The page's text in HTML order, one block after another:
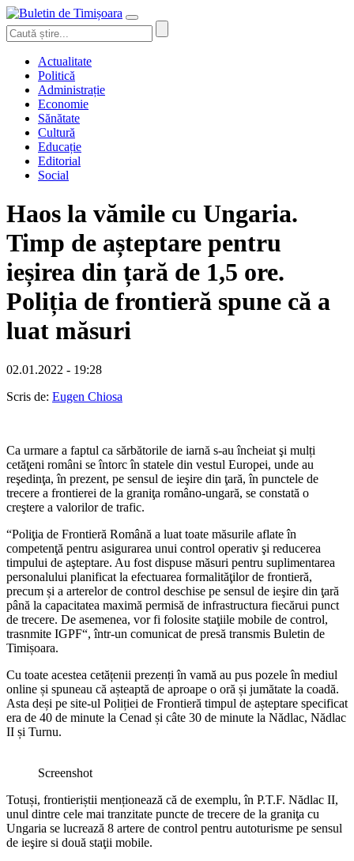
Actualitate
Politică
Administrație
Economie
Sănătate
Cultură
Educație
Editorial
Social
Haos la vămile cu Ungaria.
Timp de așteptare pentru
ieșirea din țară de 1,5 ore.
Poliția de frontieră spune că a
luat măsuri
02.01.2022 - 19:28
Scris de: Eugen Chiosa
Ca urmare a faptul ca sărbătorile de iarnă s-au încheiat şi mulți
cetăţeni români se întorc în statele din vestul Europei, unde au
reşedinţa, în prezent, pe sensul de ieşire din ţară, în punctele de
trecere a frontierei de la graniţa româno-ungară, se constată o
creştere a valorilor de trafic.
“Poliţia de Frontieră Română a luat toate măsurile aflate în
competenţă pentru asigurarea unui control operativ şi reducerea
timpului de aşteptare. Au fost dispuse măsuri pentru suplimentarea
personalului planificat la efectuarea formalităţilor de frontieră,
precum și a arterelor de control deschise pe sensul de ieşire din ţară
până la capacitatea maximă permisă de infrastructura fiecărui punct
de trecere. De asemenea, vor fi folosite staţiile mobile de control,
trasnmite IGPF“, într-un comunicat de presă transmis Buletin de
Timișoara.
Cu toate acestea cetățenii prezenți în vamă au pus pozele în mediul
online și spuneau că așteaptă de aproape o oră și jumătate la coadă.
Asta deși pe site-ul Poliției de Frontieră timpul de așteptare specificat
era de 40 de minute la Cenad și câte 30 de minute la Nădlac, Nădlac
II și Turnu.
Screenshot
Totuși, frontieriștii menționează că de exemplu, în P.T.F. Nădlac II,
unul dintre cele mai tranzitate puncte de trecere de la graniţa cu
Ungaria se lucrează 8 artere de control pentru autoturisme pe sensul
de ieşire si două staţii mobile.